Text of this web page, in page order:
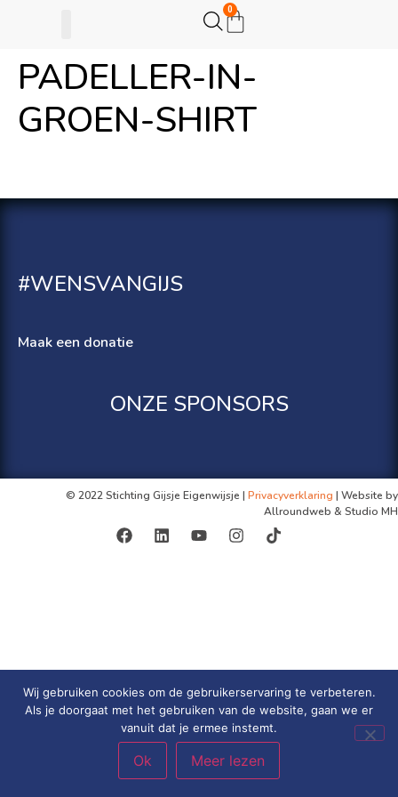
0
PADELLER-IN-
GROEN-SHIRT
#WENSVANGIJS
Maak een donatie
ONZE SPONSORS
© 2022 Stichting Gijsje Eigenwijsje | Privacyverklaring | Website by
Allroundweb & Studio MH
Wij gebruiken cookies om de gebruikerservaring te verbeteren.
Als je doorgaat met het gebruiken van de website, gaan we er
vanuit dat je ermee instemt.
Ok Meer lezen